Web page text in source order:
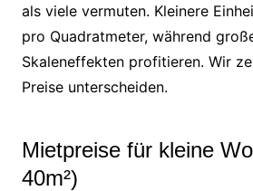
als viele vermuten. Kleinere
pro Quadratmeter, während
Skaleneffekten profitieren. Wir
Preise unterscheiden.
Mietpreise für kleine
40m²)